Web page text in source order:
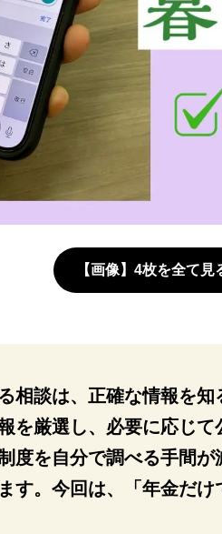
【画像】4枚を全て見
相談は、正確な情報を
を厳選し、必要に応じ
度を自分で調べる手間
す。今回は、「年金だ